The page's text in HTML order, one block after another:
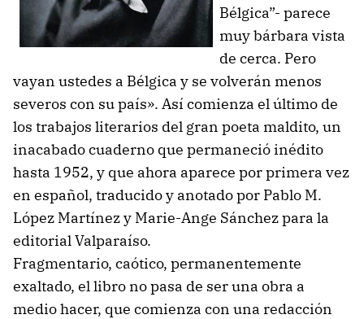
Bélgica”- parece
muy bárbara vista
de cerca. Pero
vayan ustedes a Bélgica y se volverán menos
severos con su país». Así comienza el último de
los trabajos literarios del gran poeta maldito, un
inacabado cuaderno que permaneció inédito
hasta 1952, y que ahora aparece por primera vez
en español, traducido y anotado por Pablo M.
López Martínez y Marie-Ange Sánchez para la
editorial Valparaíso.
Fragmentario, caótico, permanentemente
exaltado, el libro no pasa de ser una obra a
medio hacer, que comienza con una redacción